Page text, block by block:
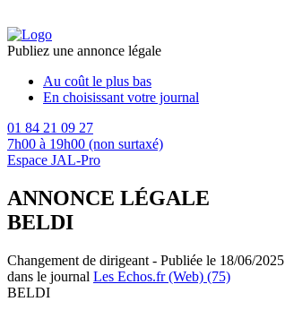
Publiez une annonce légale
Au coût le plus bas
En choisissant votre journal
01 84 21 09 27
7h00 à 19h00 (non surtaxé)
Espace JAL-Pro
ANNONCE LÉGALE
BELDI
Changement de dirigeant - Publiée le 18/06/2025
dans le journal Les Echos.fr (Web) (75)
BELDI